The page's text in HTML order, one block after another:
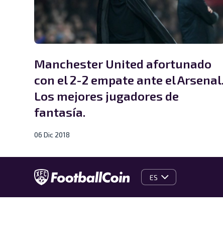
Manchester United afortunado
con el 2-2 empate ante el Arsenal.
Los mejores jugadores de
fantasía.
06 Dic 2018
ES